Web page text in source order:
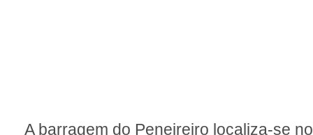
A barragem do Peneireiro localiza-se